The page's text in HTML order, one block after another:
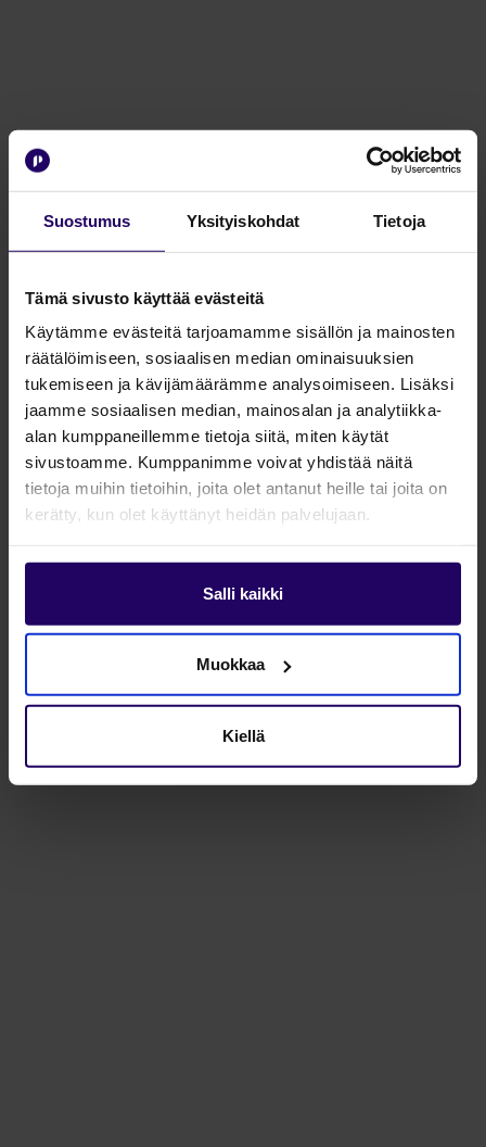
Suostumus Yksityiskohdat Tietoja
Tämä sivusto käyttää evästeitä
Käytämme evästeitä tarjoamamme sisällön ja mainosten
räätälöimiseen, sosiaalisen median ominaisuuksien
tukemiseen ja kävijämäärämme analysoimiseen. Lisäksi
jaamme sosiaalisen median, mainosalan ja analytiikka-
alan kumppaneillemme tietoja siitä, miten käytät
sivustoamme. Kumppanimme voivat yhdistää näitä
tietoja muihin tietoihin, joita olet antanut heille tai joita on
kerätty, kun olet käyttänyt heidän palvelujaan.
Salli kaikki
Muokkaa
Kiellä
Miten markkinointi
auttaa myyntiä – ja
miksi yhteistyö
kannattaa?